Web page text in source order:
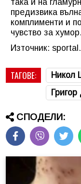
предизвика
комплименти и
чувство за хумор.
Източник:
ТАГОВЕ:
Никол
СПОДЕЛИ: